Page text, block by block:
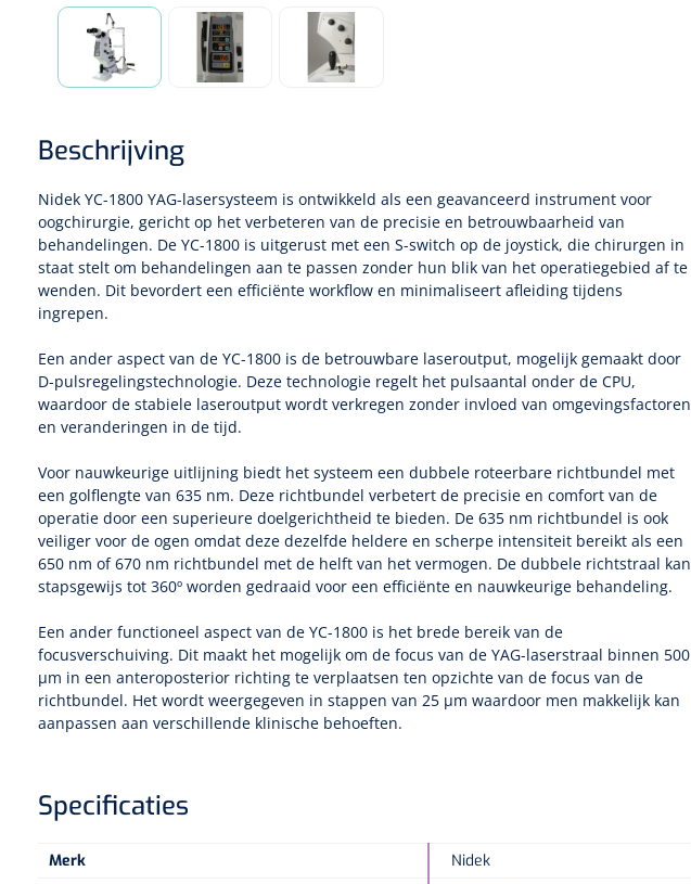
Beschrijving
Nidek YC-1800 YAG-lasersysteem is ontwikkeld als een geavanceerd instrument voor
oogchirurgie, gericht op het verbeteren van de precisie en betrouwbaarheid van
behandelingen. De YC-1800 is uitgerust met een S-switch op de joystick, die chirurgen in
staat stelt om behandelingen aan te passen zonder hun blik van het operatiegebied af te
wenden. Dit bevordert een efficiënte workflow en minimaliseert afleiding tijdens
ingrepen.
Een ander aspect van de YC-1800 is de betrouwbare laseroutput, mogelijk gemaakt door
D-pulsregelingstechnologie. Deze technologie regelt het pulsaantal onder de CPU,
waardoor de stabiele laseroutput wordt verkregen zonder invloed van omgevingsfactoren
en veranderingen in de tijd.
Voor nauwkeurige uitlijning biedt het systeem een dubbele roteerbare richtbundel met
een golflengte van 635 nm. Deze richtbundel verbetert de precisie en comfort van de
operatie door een superieure doelgerichtheid te bieden. De 635 nm richtbundel is ook
veiliger voor de ogen omdat deze dezelfde heldere en scherpe intensiteit bereikt als een
650 nm of 670 nm richtbundel met de helft van het vermogen. De dubbele richtstraal kan
stapsgewijs tot 360º worden gedraaid voor een efficiënte en nauwkeurige behandeling.
Een ander functioneel aspect van de YC-1800 is het brede bereik van de
focusverschuiving. Dit maakt het mogelijk om de focus van de YAG-laserstraal binnen 500
µm in een anteroposterior richting te verplaatsen ten opzichte van de focus van de
richtbundel. Het wordt weergegeven in stappen van 25 µm waardoor men makkelijk kan
aanpassen aan verschillende klinische behoeften.
Specificaties
Merk
Nidek